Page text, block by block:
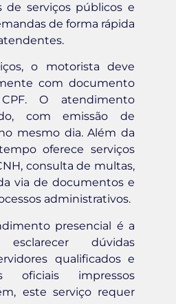
de serviços públicos e
de forma rápida
o motorista deve
com documento
O atendimento
com emissão de
mesmo dia. Além da
oferece serviços
consulta de multas,
via de documentos e
administrativos.
presencial é a
dúvidas
qualificados e
oficiais impressos
este serviço requer